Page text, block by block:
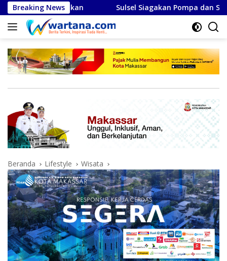
Langsung
ke
konten
Breaking News
Sulsel Siagakan Pompa dan Sumur Bor, Perkuat
Beranda Lifestyle Wisata